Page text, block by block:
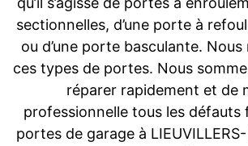
sectionnelles, d’une porte à
ou d’une porte basculante.
ces types de portes. Nous
réparer rapidement et de
professionnelle tous les défauts
portes de garage à